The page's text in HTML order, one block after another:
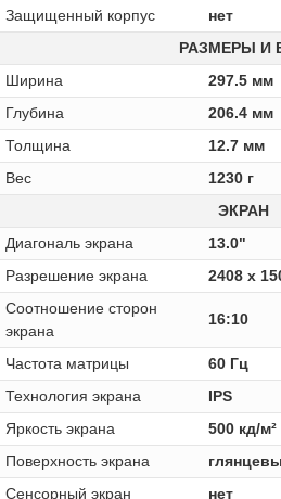
Защищенный корпус
нет
РАЗМЕРЫ И
Ширина
297.5 мм
Глубина
206.4 мм
Толщина
12.7 мм
Вес
1230 г
ЭКРАН
Диагональ экрана
13.0"
Разрешение экрана
2408 x
Соотношение сторон
экрана
16:10
Частота матрицы
60 Гц
Технология экрана
IPS
Яркость экрана
500 кд/м²
Поверхность экрана
Сенсорный экран
нет